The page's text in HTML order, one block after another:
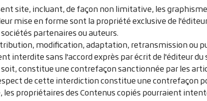
site, incluant, de façon non limitative, les
mise en forme sont la propriété exclusive de
partenaires ou auteurs.
modification, adaptation, retransmission ou
interdite sans l'accord exprès par écrit de l'éditeur
constitue une contrefaçon sanctionnée par les
de cette interdiction constitue une contrefaçon
propriétaires des Contenus copiés pourraient